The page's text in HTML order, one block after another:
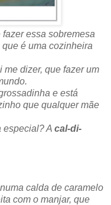
essa sobremesa
é uma cozinheira
me dizer, que fazer um
e está
que qualquer mãe
especial? A cal-di-
calda de caramelo
com o manjar, que